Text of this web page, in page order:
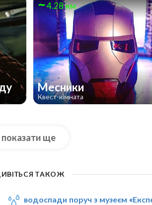
4.28 км
Месники
Квест-кімната
показати ще
ТАКОЖ
водоспади поруч з музеєм